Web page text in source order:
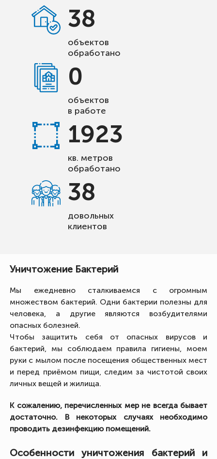
38
объектов
обработано
0
объектов
в работе
1923
кв. метров
обработано
38
довольных
клиентов
Уничтожение Бактерий
Мы ежедневно сталкиваемся с огромным
множеством бактерий. Одни бактерии полезны для
человека, а другие являются возбудителями
опасных болезней.
Чтобы защитить себя от опасных вирусов и
бактерий, мы соблюдаем правила гигиены, моем
руки с мылом после посещения общественных мест
и перед приёмом пищи, следим за чистотой своих
личных вещей и жилища.
К сожалению, перечисленных мер не всегда бывает
достаточно. В некоторых случаях необходимо
проводить дезинфекцию помещений.
Особенности уничтожения бактерий и